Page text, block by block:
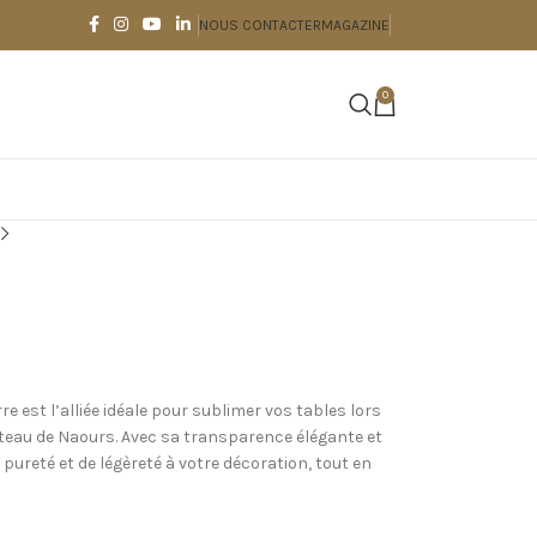
NOUS CONTACTERMAGAZINE
0
est l’alliée idéale pour sublimer vos tables lors
de Naours. Avec sa transparence élégante et
et de légèreté à votre décoration, tout en